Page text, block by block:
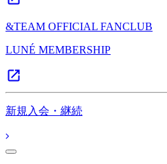
&TEAM OFFICIAL FANCLUB
LUNÉ MEMBERSHIP
新規入会・継続